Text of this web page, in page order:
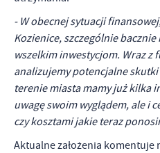
- W obecnej sytuacji
Kozienice, szczególnie
wszelkim inwestycjom. Wraz z
analizujemy potencjalne
terenie miasta mamy już kilka
uwagę swoim wyglądem, ale i
czy kosztami jakie teraz
Aktualne założenia komentuje